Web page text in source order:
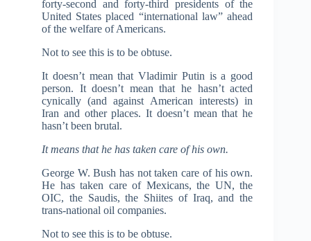
forty-second and forty-third presidents of the
United States placed “international law” ahead
of the welfare of Americans.
Not to see this is to be obtuse.
It doesn’t mean that Vladimir Putin is a good
person. It doesn’t mean that he hasn’t acted
cynically (and against American interests) in
Iran and other places. It doesn’t mean that he
hasn’t been brutal.
It means that he has taken care of his own.
George W. Bush has not taken care of his own.
He has taken care of Mexicans, the UN, the
OIC, the Saudis, the Shiites of Iraq, and the
trans-national oil companies.
Not to see this is to be obtuse.